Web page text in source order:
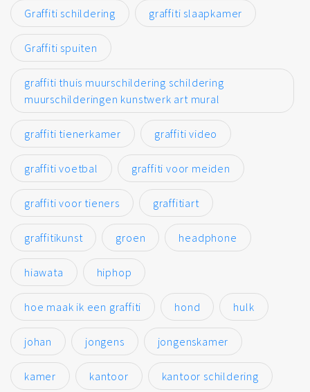
Graffiti schildering graffiti slaapkamer
Graffiti spuiten
graffiti thuis muurschildering schildering
muurschilderingen kunstwerk art mural
graffiti tienerkamer graffiti video
graffiti voetbal graffiti voor meiden
graffiti voor tieners graffitiart
graffitikunst groen headphone
hiawata hiphop
hoe maak ik een graffiti hond hulk
johan jongens jongenskamer
kamer kantoor kantoor schildering